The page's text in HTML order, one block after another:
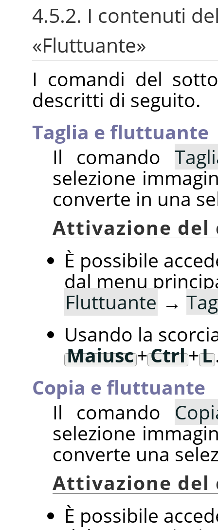
4.5.2. I contenuti
«Fluttuante»
I comandi del
descritti di seguito.
Taglia e fluttuante
Il comando
selezione
converte in una
Attivazione del
È possibile
dal menu
Fluttuante →
Usando la
Maiusc+Ctrl+L
Copia e fluttuante
Il comando
selezione
converte una
Attivazione del
È possibile